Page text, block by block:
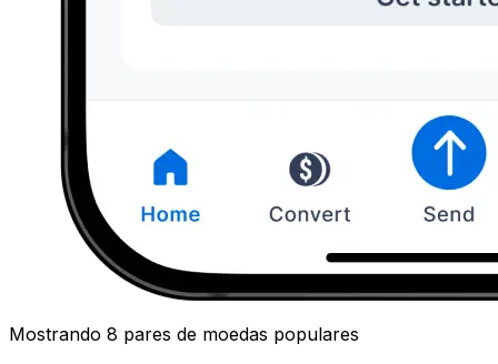
Mostrando 8 pares de moedas populares